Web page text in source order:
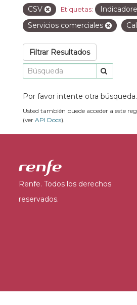
CSV Etiquetas:
Servicios comerciales
Filtrar Resultados
Por favor intente otra búsqueda.
Usted también puede acceder a este
(ver API Docs).
Renfe. Todos los derechos
reservados.